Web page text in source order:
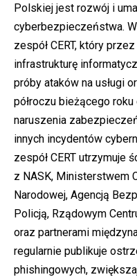
Polskiej jest rozwój i
cyberbezpieczeństwa.
zespół CERT, który
infrastrukturę
próby ataków na usługi
półroczu bieżącego
naruszenia
innych incydentów
zespół CERT utrzymuje
z NASK, Ministerstwem
Narodowej, Agencją
Policją, Rządowym
oraz partnerami
regularnie publikuje
phishingowych,